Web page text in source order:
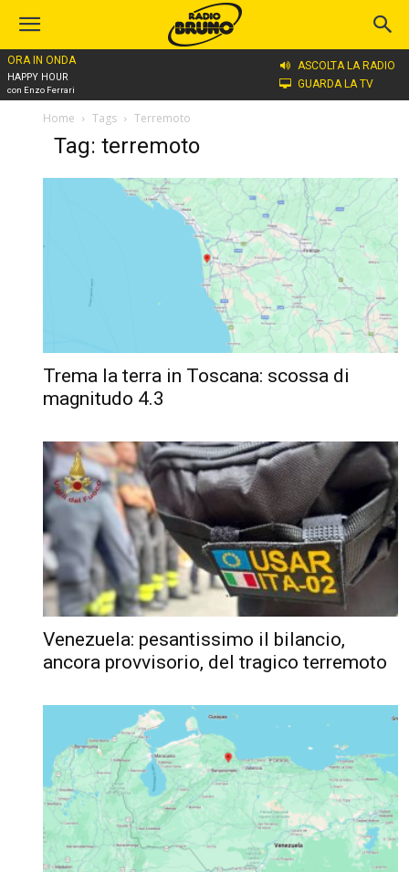
ORA IN ONDA
HAPPY HOUR
con Enzo Ferrari
ASCOLTA LA RADIO
GUARDA LA TV
Home Tags Terremoto
Tag: terremoto
Trema la terra in Toscana: scossa di
magnitudo 4.3
Venezuela: pesantissimo il bilancio,
ancora provvisorio, del tragico terremoto